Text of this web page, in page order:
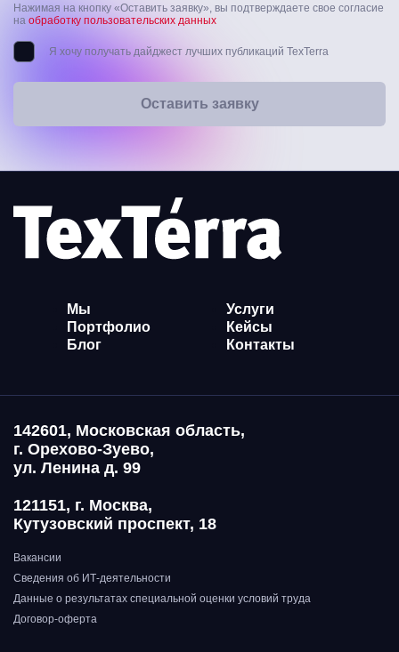
Нажимая на кнопку «Оставить заявку», вы подтверждаете свое согласие
на обработку пользовательских данных
Я хочу получать дайджест лучших публикаций TexTerra
Оставить заявку
Мы
Услуги
Портфолио
Кейсы
Блог
Контакты
142601, Московская область,
г. Орехово-Зуево,
ул. Ленина д. 99
121151, г. Москва,
Кутузовский проспект, 18
Вакансии
Сведения об ИТ-деятельности
Данные о результатах специальной оценки условий труда
Договор-оферта